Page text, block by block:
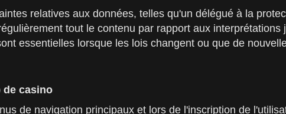
relatives aux données, telles qu'un délégué à la
tout le contenu par rapport aux
essentielles lorsque les lois changent ou que de
de casino
de navigation principaux et lors de l'inscription de